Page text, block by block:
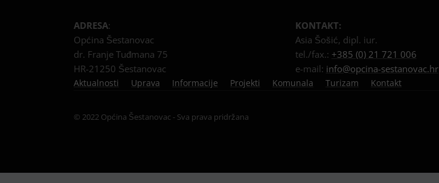
ADRESA:
Općina Šestanovac
dr. Franje Tuđmana 75
HR-21250 Šestanovac
KONTAKT:
Asia Šošić, dipl. iur.
tel./fax.: +385 (0) 21 721 006
e-mail: info@opcina-sestanovac.hr
Aktualnosti Uprava Informacije Projekti Komunala Turizam Kontakt
© 2022 Općina Šestanovac - Sva prava pridržana